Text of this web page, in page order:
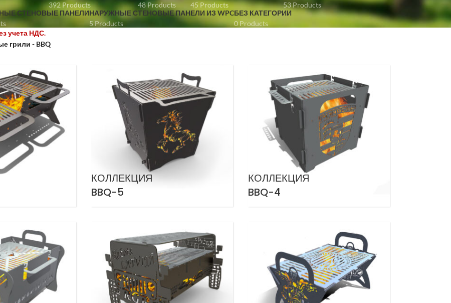
392 Products
48 Products
45 Products
53 Products
СТЕНОВЫЕ ПАНЕЛИНАРУЖНЫЕ СТЕНОВЫЕ ПАНЕЛИ ИЗ WPC
5 Products
БЕЗ КАТЕГОРИИ
0 Products
грили - BBQ
КОЛЛЕКЦИЯ
BBQ-4
КОЛЛЕКЦИЯ
BBQ-5